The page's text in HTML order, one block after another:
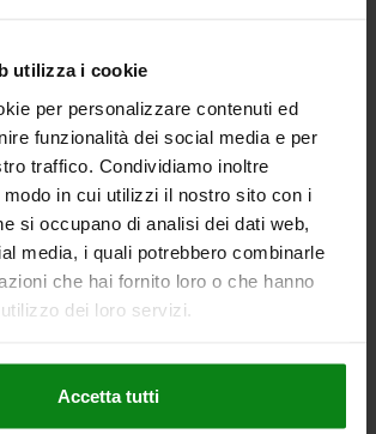
utilizza i cookie
per personalizzare contenuti ed
funzionalità dei social media e per
traffico. Condividiamo inoltre
in cui utilizzi il nostro sito con i
si occupano di analisi dei dati web,
media, i quali potrebbero combinarle
che hai fornito loro o che hanno
dei loro servizi.
Accetta tutti
DETTAGLI
CON SENSORE DI STATO, DI.2,